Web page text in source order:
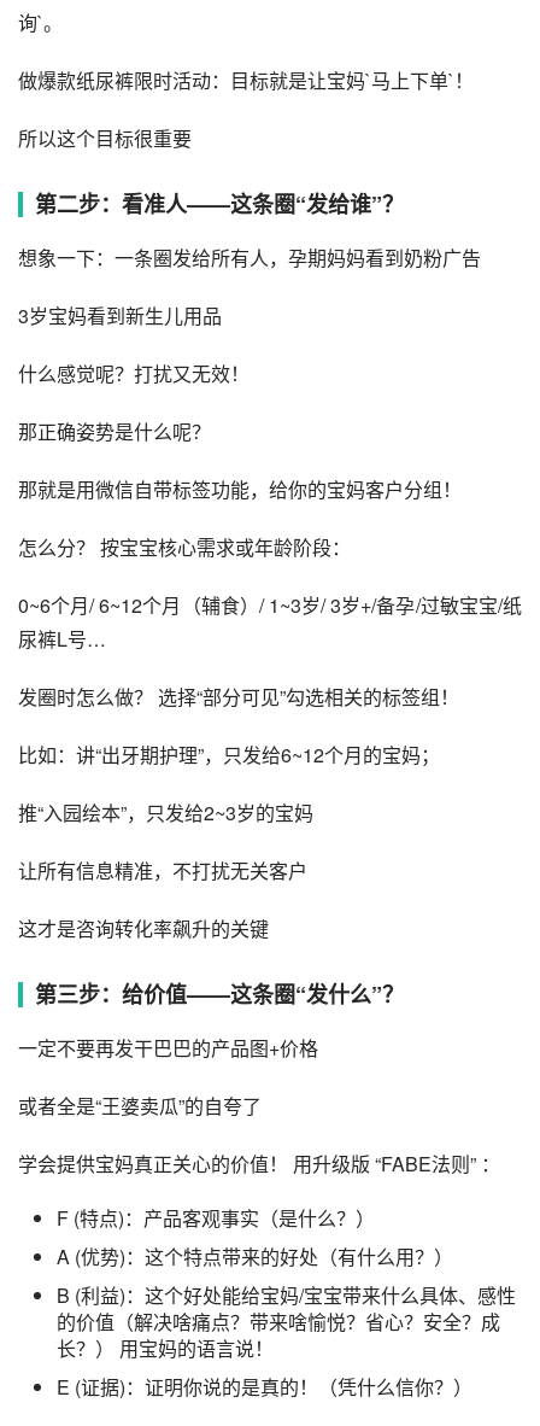
询`。
做爆款纸尿裤限时活动：目标就是让宝妈`马上下单`！
所以这个目标很重要
第二步：看准人——这条圈“发给谁”？
想象一下：一条圈发给所有人，孕期妈妈看到奶粉广告
3岁宝妈看到新生儿用品
什么感觉呢？打扰又无效！
那正确姿势是什么呢？
那就是用微信自带标签功能，给你的宝妈客户分组！
怎么分？ 按宝宝核心需求或年龄阶段：
0~6个月/ 6~12个月（辅食）/ 1~3岁/ 3岁+/备孕/过敏宝宝/纸
尿裤L号…
发圈时怎么做？ 选择“部分可见”勾选相关的标签组！
比如：讲“出牙期护理”，只发给6~12个月的宝妈；
推“入园绘本”，只发给2~3岁的宝妈
让所有信息精准，不打扰无关客户
这才是咨询转化率飙升的关键
第三步：给价值——这条圈“发什么”？
一定不要再发干巴巴的产品图+价格
或者全是“王婆卖瓜”的自夸了
学会提供宝妈真正关心的价值！ 用升级版 “FABE法则” ：
F (特点)：产品客观事实（是什么？）
A (优势)：这个特点带来的好处（有什么用？）
B (利益)：这个好处能给宝妈/宝宝带来什么具体、感性
的价值（解决啥痛点？带来啥愉悦？省心？安全？成
长？） 用宝妈的语言说！
E (证据)：证明你说的是真的！（凭什么信你？）